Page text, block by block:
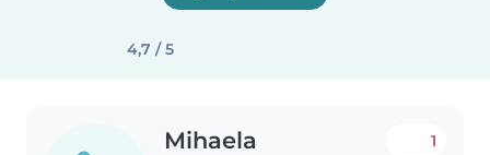
4,7 / 5
Mihaela 1